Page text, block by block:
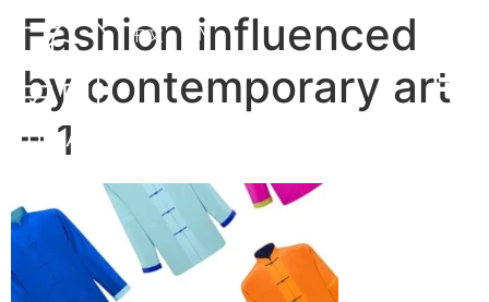
中文 EN
Fashion influenced
by contemporary art
– 1